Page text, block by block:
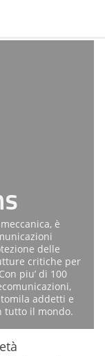
è
delle
critiche per
piu’ di 100
addetti e
tutto il mondo.